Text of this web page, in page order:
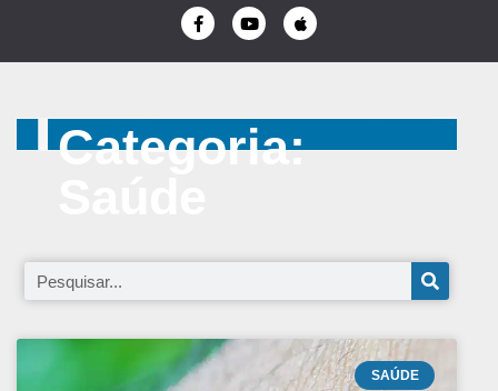
Categoria:
SAÚDE